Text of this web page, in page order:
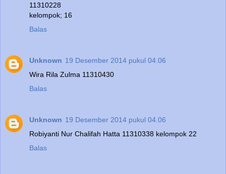
11310228
kelompok; 16
Balas
Unknown 19 Desember 2014 pukul 04.06
Wira Rila Zulma 11310430
Balas
Unknown 19 Desember 2014 pukul 04.06
Robiyanti Nur Chalifah Hatta 11310338 kelompok 22
Balas